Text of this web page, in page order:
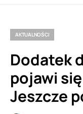
AKTUALNOŚCI
Dodatek
pojawi
Jeszcze